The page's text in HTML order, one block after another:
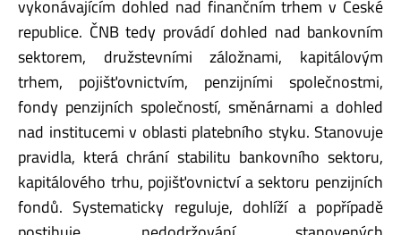
vykonávajícím dohled nad finančním trhem v České
republice. ČNB tedy provádí dohled nad bankovním
sektorem, družstevními záložnami, kapitálovým
trhem, pojišťovnictvím, penzijními společnostmi,
fondy penzijních společností, směnárnami a dohled
nad institucemi v oblasti platebního styku. Stanovuje
pravidla, která chrání stabilitu bankovního sektoru,
kapitálového trhu, pojišťovnictví a sektoru penzijních
fondů. Systematicky reguluje, dohlíží a popřípadě